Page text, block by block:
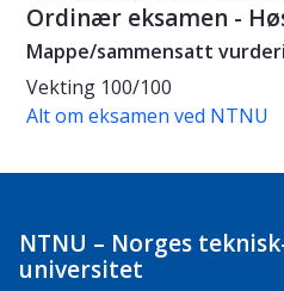
Ordinær eksamen -
Mappe/sammensatt
Vekting 100/100
Alt om eksamen ved NTNU
NTNU – Norges
universitet